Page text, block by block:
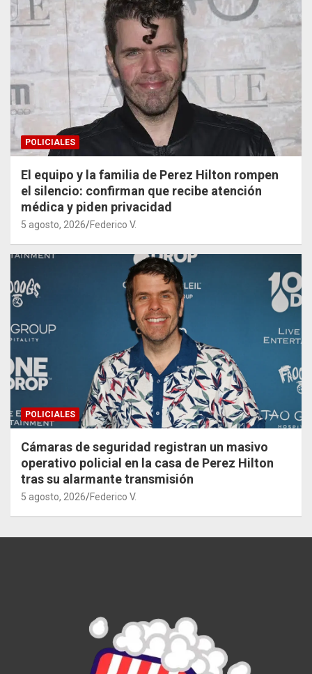
POLICIALES
El equipo y la familia de Perez Hilton rompen
el silencio: confirman que recibe atención
médica y piden privacidad
5 agosto, 2026 Federico V.
POLICIALES
Cámaras de seguridad registran un masivo
operativo policial en la casa de Perez Hilton
tras su alarmante transmisión
5 agosto, 2026 Federico V.